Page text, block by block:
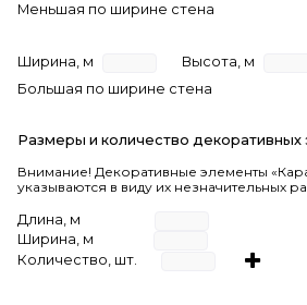
Меньшая по ширине стена
Ширина, м
Высота, м
Большая по ширине стена
Размеры и количество декоративных
Внимание! Декоративные элементы
указываются в виду их незначительных
Длина, м
Ширина, м
Количество, шт.